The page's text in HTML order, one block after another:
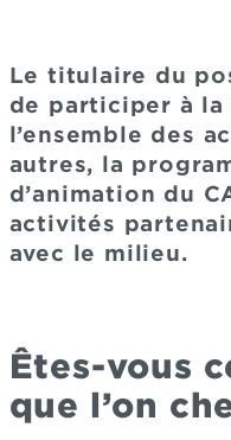
Le titulaire du
de participer à
l’ensemble des
autres, la
d’animation du
activités
avec le milieu.
Êtes-vous
que l’on